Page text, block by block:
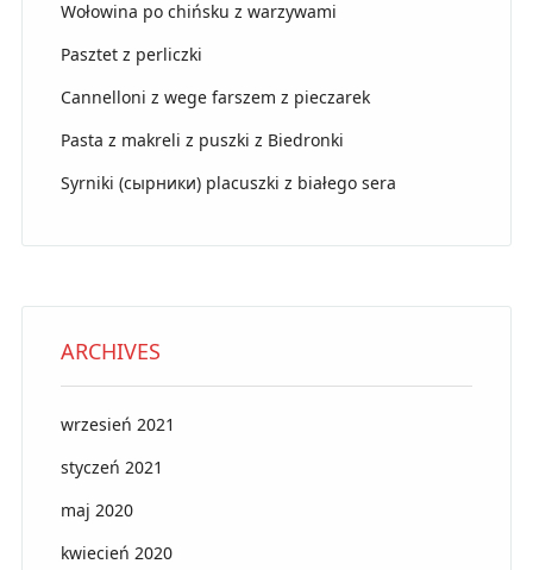
Wołowina po chińsku z warzywami
Pasztet z perliczki
Cannelloni z wege farszem z pieczarek
Pasta z makreli z puszki z Biedronki
Syrniki (сырники) placuszki z białego sera
ARCHIVES
wrzesień 2021
styczeń 2021
maj 2020
kwiecień 2020